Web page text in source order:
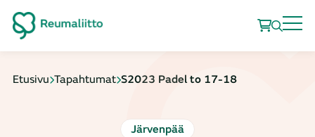
Etusivu Tapahtumat S2023 Padel to 17-18
Järvenpää